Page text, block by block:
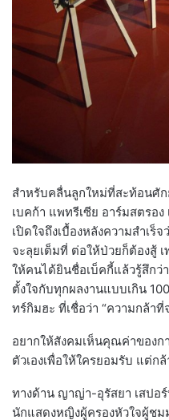
สำหรับคลื่นลูกใหม่ที่สะท้อนศั
เบคก้า แพทรีเซีย อาร์มสตรอ
เปิดใจถึงเบื้องหลังความสำเ
จะลุยเต็มที่ ต่อให้ป่วยก็ต้องสู้
ให้คนได้ยินชื่อเบ็คกี้แล้วรู้สึกว่
ตั้งใจกับทุกผลงานแบบเกิน
ทร์กิมฮะ ที่เชื่อว่า “ความกล้า
อยากให้สังคมเห็นคุณค่าของ
ตัวเองเพื่อให้ใครยอมรับ แต่ก
ทางด้าน ญาญ่า-อุรัสยา เสปอ
นักแสดงหญิงผู้ครองหัวใจผู้ชม